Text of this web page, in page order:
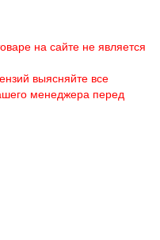
на сайте не является
выясняйте все
менеджера перед